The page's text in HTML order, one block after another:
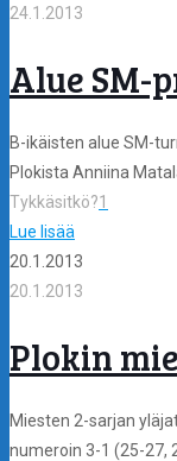
24.1.2013
Alue SM-
B-ikäisten alue SM-
Plokista Anniina
Tykkäsitkö?1
Lue lisää
20.1.2013
20.1.2013
Plokin
Miesten 2-sarjan
numeroin 3-1 (25-27,